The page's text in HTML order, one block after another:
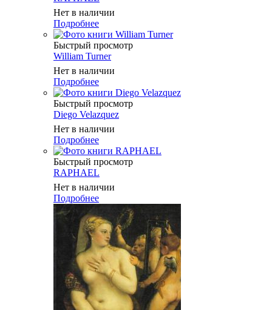
Нет в наличии
Подробнее
Быстрый просмотр
William Turner
Нет в наличии
Подробнее
Быстрый просмотр
Diego Velazquez
Нет в наличии
Подробнее
Быстрый просмотр
RAPHAEL
Нет в наличии
Подробнее